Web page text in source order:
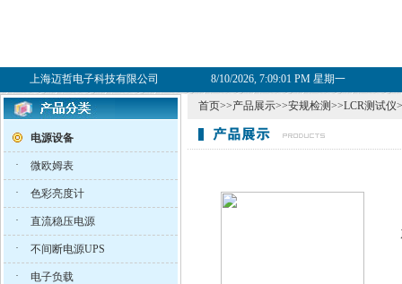
上海迈哲电子科技有限公司 8/10/2026, 7:09:01 PM 星期一
电源设备
· 微欧姆表
· 色彩亮度计
· 直流稳压电源
· 不间断电源UPS
· 电子负载
首页>>产品展示>>安规检测>>LCR测试仪